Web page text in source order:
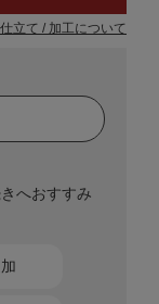
立て / 加工について
へおすすみ